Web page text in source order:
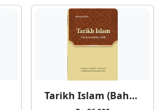
Tarikh Islam (Bahasa Indonesia)